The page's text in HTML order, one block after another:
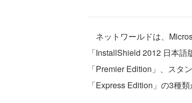
ネットワールドは、
「InstallShield 2012 日本
「Premier Edition」、スタ
「Express Edition」の3種類